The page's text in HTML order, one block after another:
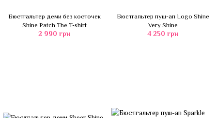
Бюстгальтер деми без косточек
Shine Patch The T-shirt
2 990 грн
Бюстгальтер пуш-ап Logo Shine
Very Shine
4 250 грн